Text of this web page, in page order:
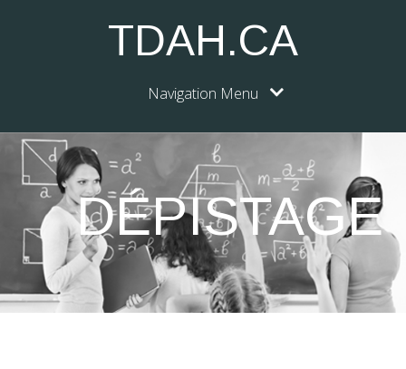
TDAH.CA
Navigation Menu
DÉPISTAGE